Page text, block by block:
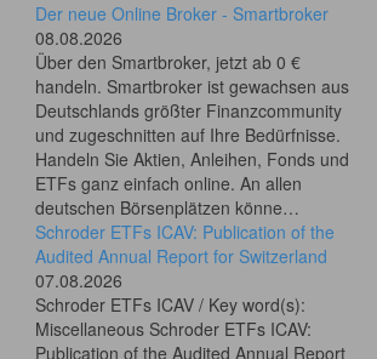
Der neue Online Broker - Smartbroker
08.08.2026
Über den Smartbroker, jetzt ab 0 €
handeln. Smartbroker ist gewachsen aus
Deutschlands größter Finanzcommunity
und zugeschnitten auf Ihre Bedürfnisse.
Handeln Sie Aktien, Anleihen, Fonds und
ETFs ganz einfach online. An allen
deutschen Börsenplätzen könne…
Schroder ETFs ICAV: Publication of the
Audited Annual Report for Switzerland
07.08.2026
Schroder ETFs ICAV / Key word(s):
Miscellaneous Schroder ETFs ICAV:
Publication of the Audited Annual Report